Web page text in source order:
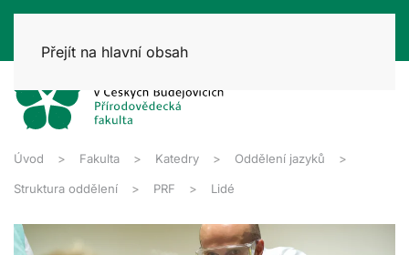
Přejít na hlavní obsah
Úvod Fakulta Katedry Oddělení jazyků
Struktura oddělení PRF Lidé